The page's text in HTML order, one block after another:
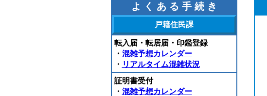
よ く あ る 手 続 き
戸籍住民課
転入届・転居届・印鑑登録
・ 混雑予想カレンダー
・ リアルタイム混雑状況
証明書受付
・ 混雑予想カレンダー